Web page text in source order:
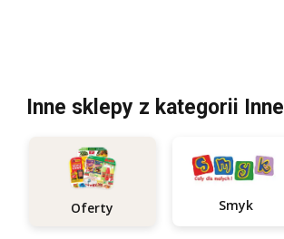
Inne sklepy z kategorii Inne
Oferty Smyk